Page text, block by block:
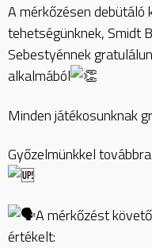
A mérkőzésen debütáló
tehetségünknek, Smidt
Sebestyénnek
alkalmából
Minden játékosunknak
Győzelmünkkel
A mérkőzést
értékelt: